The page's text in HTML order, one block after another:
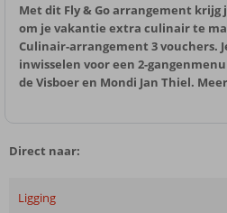
Met dit Fly & Go arrangement
om je vakantie extra culinair te
Culinair-arrangement 3 vouchers.
inwisselen voor een 2-
de Visboer en Mondi Jan Thiel.
Direct naar:
Ligging